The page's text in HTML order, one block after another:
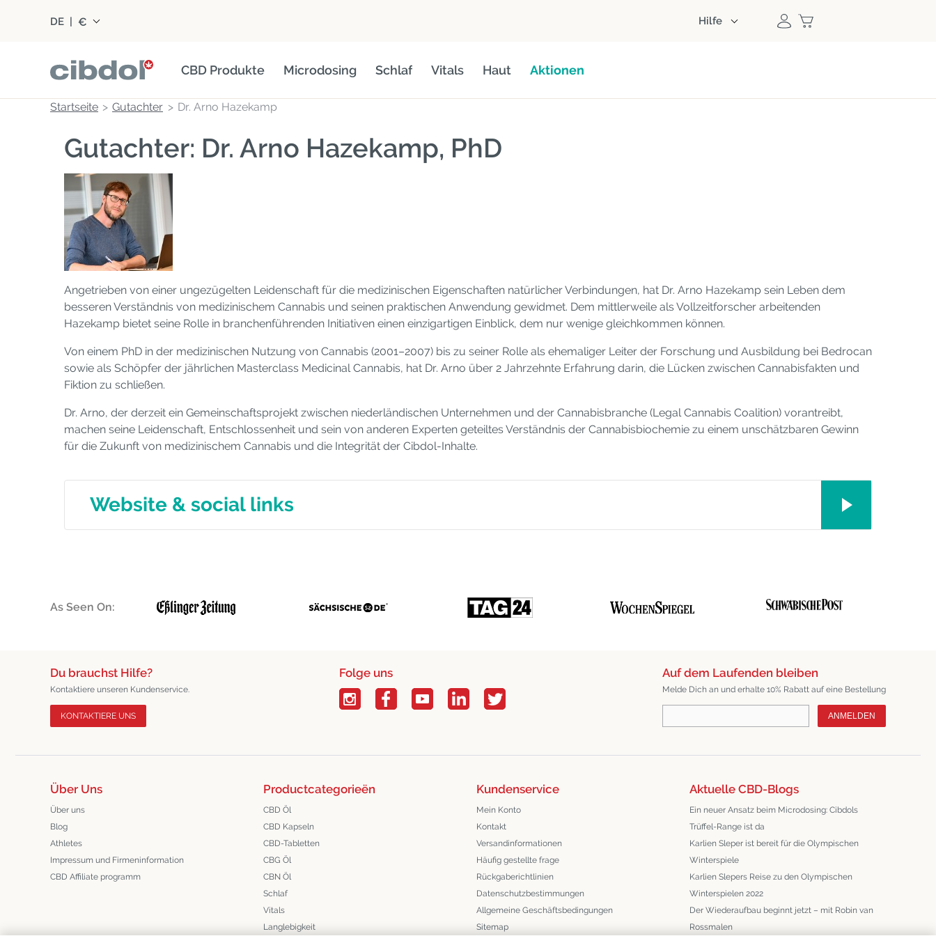
DE | € Hilfe
CBD Produkte Microdosing Schlaf Vitals Haut Aktionen
Startseite Gutachter Dr. Arno Hazekamp
Gutachter: Dr. Arno Hazekamp, ​​PhD
Angetrieben von einer ungezügelten Leidenschaft für die medizinischen Eigenschaften natürlicher Verbindungen, hat Dr. Arno Hazekamp sein Leben dem
besseren Verständnis von medizinischem Cannabis und seinen praktischen Anwendung gewidmet. Dem mittlerweile als Vollzeitforscher arbeitenden
Hazekamp bietet seine Rolle in branchenführenden Initiativen einen einzigartigen Einblick, dem nur wenige gleichkommen können.
Von einem PhD in der medizinischen Nutzung von Cannabis (2001–2007) bis zu seiner Rolle als ehemaliger Leiter der Forschung und Ausbildung bei Bedrocan
sowie als Schöpfer der jährlichen Masterclass Medicinal Cannabis, hat Dr. Arno über 2 Jahrzehnte Erfahrung darin, die Lücken zwischen Cannabisfakten und
Fiktion zu schließen.
Dr. Arno, der derzeit ein Gemeinschaftsprojekt zwischen niederländischen Unternehmen und der Cannabisbranche (Legal Cannabis Coalition) vorantreibt,
machen seine Leidenschaft, Entschlossenheit und sein von anderen Experten geteiltes Verständnis der Cannabisbiochemie zu einem unschätzbaren Gewinn
für die Zukunft von medizinischem Cannabis und die Integrität der Cibdol-Inhalte.
Website & social links
As Seen On:
Du brauchst Hilfe?
Kontaktiere unseren Kundenservice.
KONTAKTIERE UNS
Folge uns Auf dem Laufenden bleiben
Melde Dich an und erhalte 10% Rabatt auf eine Bestellung
ANMELDEN
Über Uns
Über uns
Blog
Athletes
Impressum und Firmeninformation
CBD Affiliate programm
Productcategorieën
CBD Öl
CBD Kapseln
CBD-Tabletten
CBG Öl
CBN Öl
Schlaf
Vitals
Langlebigkeit
Kundenservice
Mein Konto
Kontakt
Versandinformationen
Häufig gestellte frage
Rückgaberichtlinien
Datenschutzbestimmungen
Allgemeine Geschäftsbedingungen
Sitemap
Aktuelle CBD-Blogs
Ein neuer Ansatz beim Microdosing: Cibdols
Trüffel-Range ist da
Karlien Sleper ist bereit für die Olympischen
Winterspiele
Karlien Slepers Reise zu den Olympischen
Winterspielen 2022
Der Wiederaufbau beginnt jetzt – mit Robin van
Rossmalen